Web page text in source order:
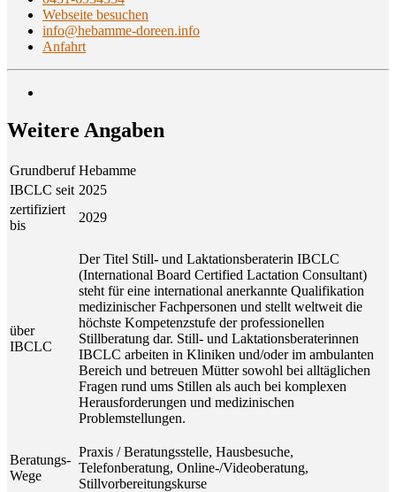
Webseite besuchen
info@hebamme-doreen.info
Anfahrt
Wei­te­re Angaben
Grundberuf Hebamme
IBCLC seit 2025
zertifiziert
bis
2029
über
IBCLC
Der Titel Still- und Laktationsberaterin IBCLC
(International Board Certified Lactation Consultant)
steht für eine international anerkannte Qualifikation
medizinischer Fachpersonen und stellt weltweit die
höchste Kompetenzstufe der professionellen
Stillberatung dar. Still- und Laktationsberaterinnen
IBCLC arbeiten in Kliniken und/oder im ambulanten
Bereich und betreuen Mütter sowohl bei alltäglichen
Fragen rund ums Stillen als auch bei komplexen
Herausforderungen und medizinischen
Problemstellungen.
Beratungs-
Wege
Praxis / Beratungsstelle, Hausbesuche,
Telefonberatung, Online-/Videoberatung,
Stillvorbereitungskurse